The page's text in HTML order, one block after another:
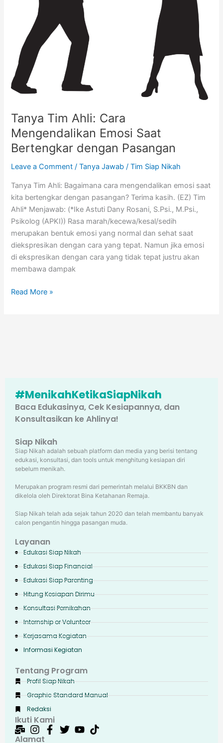
Tanya Tim Ahli: Cara
Mengendalikan Emosi Saat
Bertengkar dengan Pasangan
Leave a Comment /Tanya Jawab /Tim Siap Nikah
Tanya Tim Ahli: Bagaimana cara mengendalikan emosi saat
kita bertengkar dengan pasangan? Terima kasih. (EZ) Tim
Ahli* Menjawab: (*Ike Astuti Dany Rosani, S.Psi., M.Psi.,
Psikolog (APKI)) Rasa marah/kecewa/kesal/sedih
merupakan bentuk emosi yang normal dan sehat saat
diekspresikan dengan cara yang tepat. Namun jika emosi
di ekspresikan dengan cara yang tidak tepat justru akan
membawa dampak
Pasangan
Read More »
#MenikahKetikaSiapNikah
Baca Edukasinya, Cek Kesiapannya, dan
Konsultasikan ke Ahlinya!
Siap Nikah
Siap Nikah adalah sebuah platform dan media yang berisi tentang
edukasi, konsultasi, dan tools untuk menghitung kesiapan diri
sebelum menikah.
Merupakan program resmi dari pemerintah melalui BKKBN dan
dikelola oleh Direktorat Bina Ketahanan Remaja.
Siap Nikah telah ada sejak tahun 2020 dan telah membantu banyak
calon pengantin hingga pasangan muda.
Layanan
Edukasi Siap Nikah
Edukasi Siap Financial
Edukasi Siap Parenting
Hitung Kesiapan Dirimu
Konsultasi Pernikahan
Internship or Volunteer
Kerjasama Kegiatan
Informasi Kegiatan
Tentang Program
Profil Siap Nikah
Graphic Standard Manual
Redaksi
Ikuti Kami
Alamat